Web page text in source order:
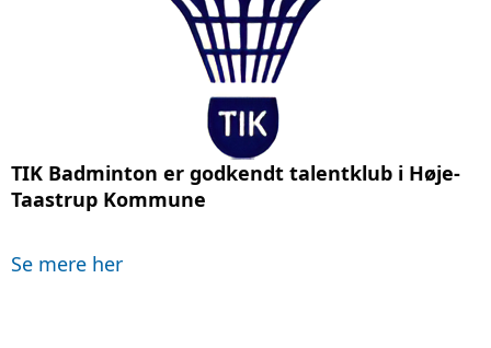
TIK Badminton er godkendt talentklub i Høje-
Taastrup Kommune
Se mere her